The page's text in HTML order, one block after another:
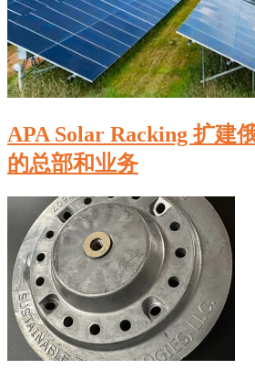
APA Solar Racking 扩建
的总部和业务